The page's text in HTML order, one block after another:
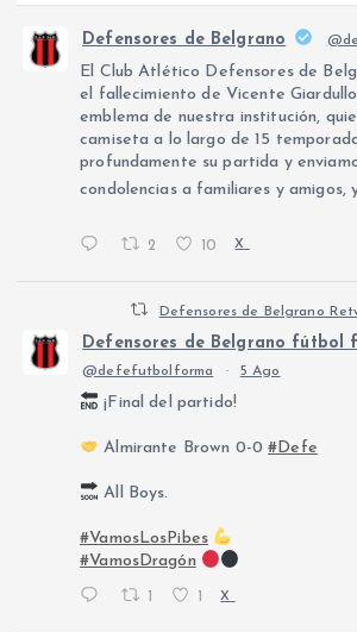
Defensores de Belgrano
El Club Atlético Defensores de
el fallecimiento de Vicente
emblema de nuestra institución,
camiseta a lo largo de 15
profundamente su partida y
condolencias a familiares y amigos,
2 10 X
Defensores de Belgrano
Defensores de Belgrano fútbol
@defefutbolforma · 5 Ago
¡Final del partido!
Almirante Brown 0-0#Defe
All Boys.
#VamosLosPibes
#VamosDragón
X